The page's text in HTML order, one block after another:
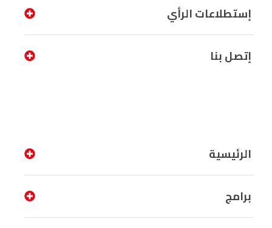
إستطلاعات الرأي
إتصل بنا
الرئيسية
برامج